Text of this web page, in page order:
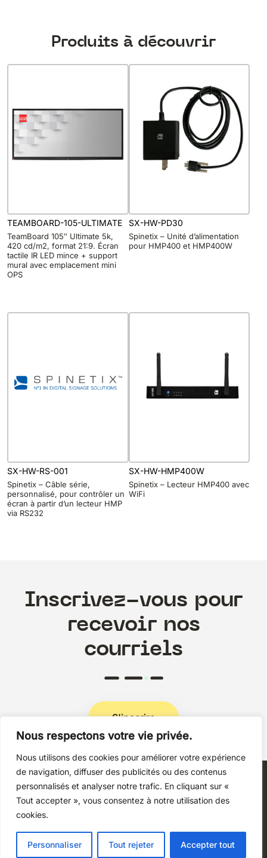
Nous respectons votre vie privée.
Nous utilisons des cookies pour améliorer votre expérience
de navigation, diffuser des publicités ou des contenus
personnalisés et analyser notre trafic. En cliquant sur «
Tout accepter », vous consentez à notre utilisation des
cookies.
Personnaliser Tout rejeter Accepter tout
Produits à découvrir
TEAMBOARD-105-ULTIMATE
TeamBoard 105″ Ultimate 5k,
420 cd/m2, format 21:9. Écran
tactile IR LED mince + support
mural avec emplacement mini
OPS
SX-HW-PD30
Spinetix – Unité d’alimentation
pour HMP400 et HMP400W
SX-HW-RS-001
Spinetix – Câble série,
personnalisé, pour contrôler un
écran à partir d’un lecteur HMP
via RS232
SX-HW-HMP400W
Spinetix – Lecteur HMP400 avec
WiFi
Inscrivez-vous pour
recevoir nos
courriels
S'inscrire
Politique de confidentialité
Tous droits réservés.